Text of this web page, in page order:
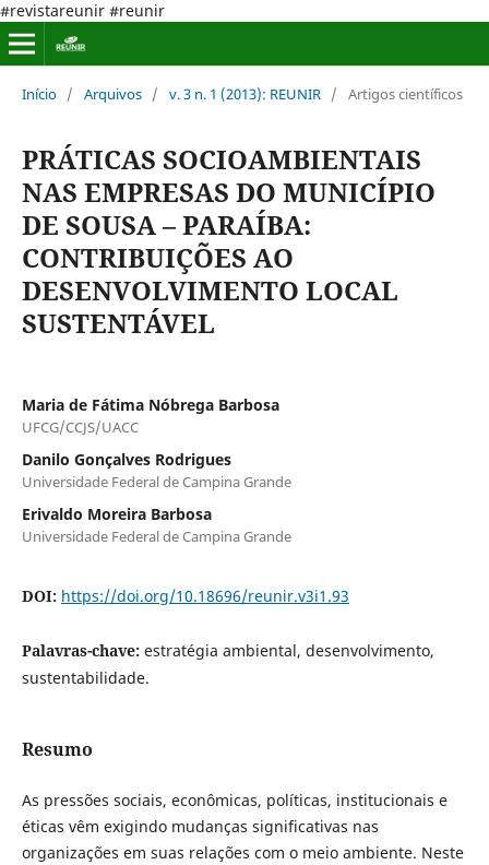
#revistareunir #reunir
Início / Arquivos / v. 3 n. 1 (2013): REUNIR / Artigos científicos
PRÁTICAS SOCIOAMBIENTAIS
NAS EMPRESAS DO MUNICÍPIO
DE SOUSA – PARAÍBA:
CONTRIBUIÇÕES AO
DESENVOLVIMENTO LOCAL
SUSTENTÁVEL
Maria de Fátima Nóbrega Barbosa
UFCG/CCJS/UACC
Danilo Gonçalves Rodrigues
Universidade Federal de Campina Grande
Erivaldo Moreira Barbosa
Universidade Federal de Campina Grande
DOI: https://doi.org/10.18696/reunir.v3i1.93
Palavras-chave: estratégia ambiental, desenvolvimento,
sustentabilidade.
Resumo
As pressões sociais, econômicas, políticas, institucionais e
éticas vêm exigindo mudanças significativas nas
organizações em suas relações com o meio ambiente. Neste